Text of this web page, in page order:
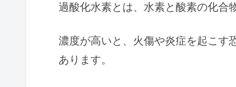
過酸化水素とは、水素と酸素の化合
濃度が高いと、火傷や炎症を起こす
あります。